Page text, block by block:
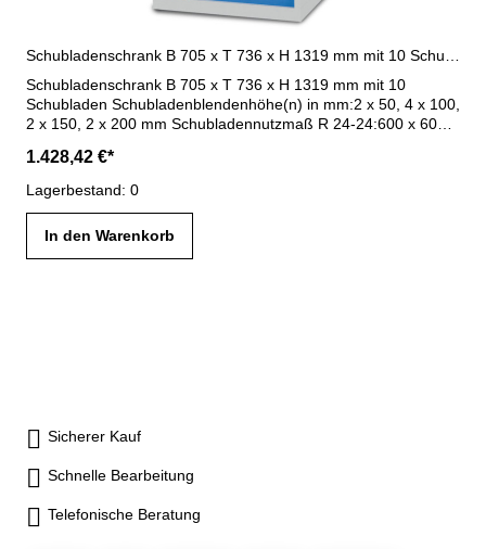
Schubladenschrank B 705 x T 736 x H 1319 mm mit 10
Schubladen Schubladenblendenhöhe(n) in mm:2 x 50, 4 x 100,
2 x 150, 2 x 200 mm Schubladennutzmaß R 24-24:600 x 600
mm Blendenhöhe - 70 kg TragkraftSchubladen ab 75 mm
Blendenhöhe - 100 kg Tragkraft Maße : B 705 x T 736 x H
1319 mm Gehäuse lichtgrau RAL 7035 / Blenden lichtblau RAL
1.428,42 €*
Lagerbestand: 0
In den Warenkorb
Sicherer Kauf
Schnelle Bearbeitung
Telefonische Beratung